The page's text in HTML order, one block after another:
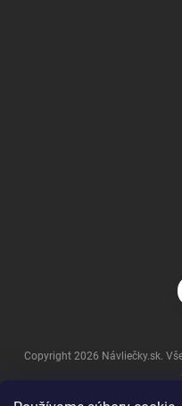
Copyright 2026 Návliečky.sk.